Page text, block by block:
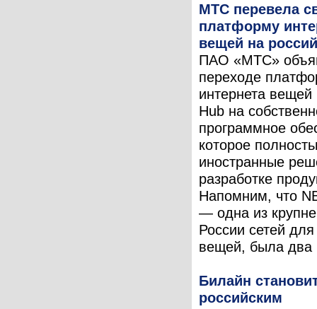
МТС перевела
платформу
вещей на
ПАО «МТС»
переходе
интернета
Hub на
программное
которое
иностранные
разработке
Напомним, что
— одна из
России сетей
вещей, была два
Билайн
российским